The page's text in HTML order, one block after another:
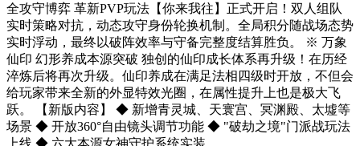
全攻守博弈 革新PVP玩法【你来我往】正式开启！双人组队
实时策略对抗，动态攻守身份轮换机制。全局积分随战场态势
实时浮动，最终以破阵效率与守备完整度结算胜负。 ※ 万象
仙印 幻形养成本源突破 独创的仙印成长体系再升级！在历经
淬炼后将再次升级。仙印养成在满足法相四级时开放，不但会
给玩家带来全新的外显特效光圈，在属性提升上也是极大飞
跃。 【新版内容】 ◆ 新增青灵城、天寰宫、冥渊殿、太墟等
场景 ◆ 开放360°自由镜头调节功能 ◆ "破劫之境"门派战玩法
上线 ◆ 六大本源女神守护系统实装